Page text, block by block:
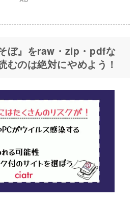
ぼ』をraw・zip・pdfな
むのは絶対にやめよう！